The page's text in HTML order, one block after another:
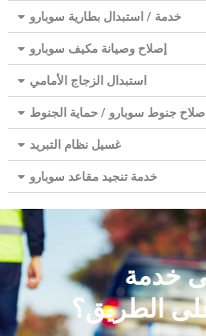
خدمة / استبدال بطارية سوبارو
إصلاح وصيانة مكيف سوبارو
استبدال الزجاج الأمامي
جنوط سوبارو / حماية الجنوط
غسيل نظام التبريد
خدمة تنجيد مقاعد سوبارو
خدمة
الطريق؟